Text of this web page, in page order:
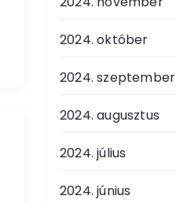
2024. október
2024. szeptember
2024. augusztus
2024. július
2024. június